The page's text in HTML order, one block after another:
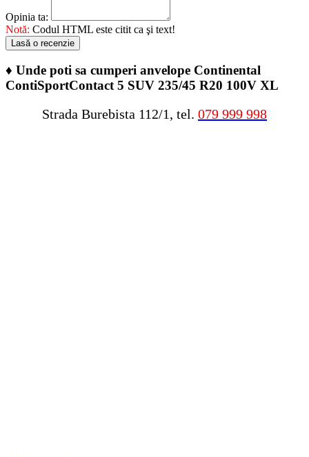
Opinia ta:
Notă: Codul HTML este citit ca şi text!
Lasă o recenzie
♦ Unde poti sa cumperi anvelope Continental
ContiSportContact 5 SUV 235/45 R20 100V XL
Strada Burebista 112/1, tel. 079 999 998